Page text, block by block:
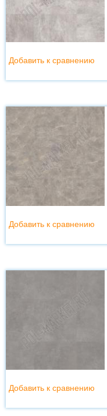
Добавить к сравнению
Добавить к сравнению
Добавить к сравнению